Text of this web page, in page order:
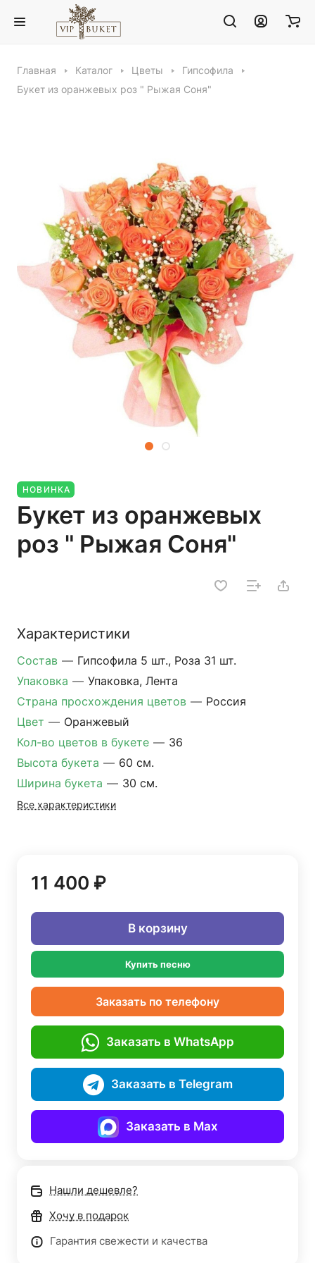
Главная Каталог Цветы
Гипсофила
Букет из оранжевых роз " Рыжая Соня"
НОВИНКА
Букет из оранжевых
роз " Рыжая Соня"
Характеристики
Состав — Гипсофила 5 шт., Роза 31 шт.
Упаковка — Упаковка, Лента
Страна просхождения цветов — Россия
Цвет — Оранжевый
Кол-во цветов в букете — 36
Высота букета — 60 см.
Ширина букета — 30 см.
Все характеристики
11 400 ₽
В корзину
Купить песню
Заказать по телефону
Заказать в WhatsApp
Заказать в Telegram
Заказать в Max
Нашли дешевле?
Хочу в подарок
Гарантия свежести и качества